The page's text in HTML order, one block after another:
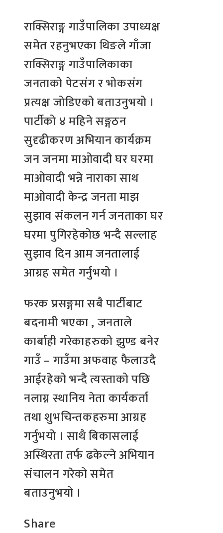
राक्सिराङ्ग गाउँपालिका उपाध्यक्ष
समेत रहनुभएका थिङले गाँजा
राक्सिराङ्ग गाउँपालिकाका
जनताको पेटसंग र भोकसंग
प्रत्यक्ष जोडिएको बताउनुभयो ।
पार्टीको ४ महिने सङ्गठन
सुदृढीकरण अभियान कार्यक्रम
जन जनमा माओवादी घर घरमा
माओवादी भन्ने नाराका साथ
माओवादी केन्द्र जनता माझ
सुझाव संकलन गर्न जनताका घर
घरमा पुगिरहेकोछ भन्दै सल्लाह
सुझाव दिन आम जनतालाई
आग्रह समेत गर्नुभयो ।
फरक प्रसङ्गमा सबै पार्टीबाट
बदनामी भएका , जनताले
कार्बाही गरेकाहरुको झुण्ड बनेर
गाउँ – गाउँमा अफवाह फैलाउदै
आईरहेको भन्दै त्यस्ताको पछि
नलाग्न स्थानिय नेता कार्यकर्ता
तथा शुभचिन्तकहरुमा आग्रह
गर्नुभयो । साथै बिकासलाई
अस्थिरता तर्फ ढकेल्ने अभियान
संचालन गरेको समेत
बताउनुभयो ।
Share